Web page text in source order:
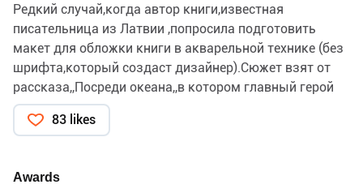
Редкий случай,когда автор книги,известная
писательница из Латвии ,попросила подготовить
макет для обложки книги в акварельной технике (без
шрифта,который создаст дизайнер).Сюжет взят от
рассказа,,Посреди океана,,в котором главный герой
попадает в круговерть-эпицентр цунами. Написал
быстро,на эмоциях,,нахлебавшись,,однако морской
такой ситуации...Не дай Бог,конечно.!
83 likes
Awards